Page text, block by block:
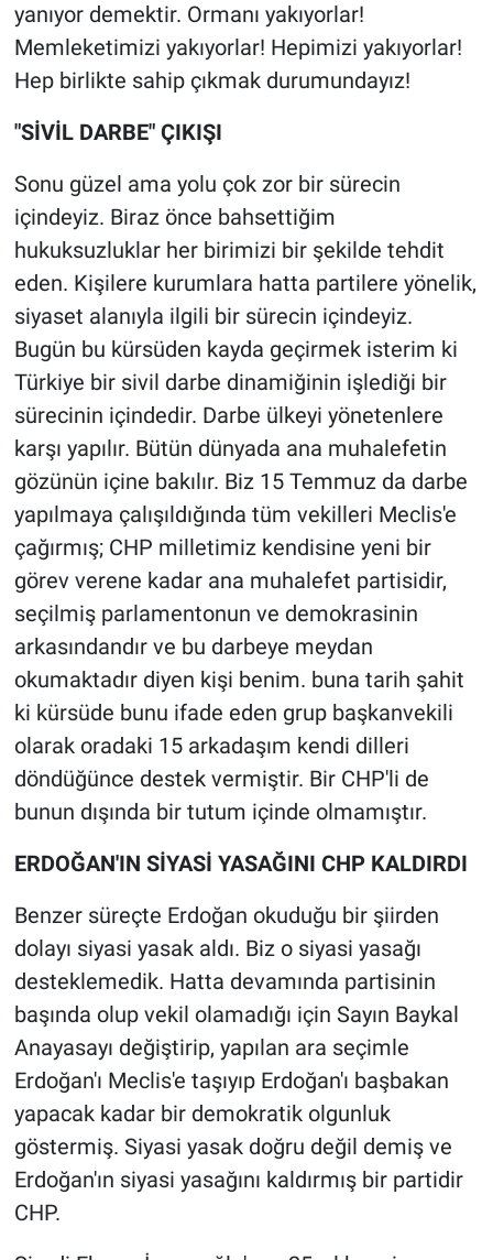
yanıyor demektir. Ormanı yakıyorlar!
Memleketimizi yakıyorlar! Hepimizi yakıyorlar!
Hep birlikte sahip çıkmak durumundayız!
"SİVİL DARBE" ÇIKIŞI
Sonu güzel ama yolu çok zor bir sürecin
içindeyiz. Biraz önce bahsettiğim
hukuksuzluklar her birimizi bir şekilde tehdit
eden. Kişilere kurumlara hatta partilere yönelik,
siyaset alanıyla ilgili bir sürecin içindeyiz.
Bugün bu kürsüden kayda geçirmek isterim ki
Türkiye bir sivil darbe dinamiğinin işlediği bir
sürecinin içindedir. Darbe ülkeyi yönetenlere
karşı yapılır. Bütün dünyada ana muhalefetin
gözünün içine bakılır. Biz 15 Temmuz da darbe
yapılmaya çalışıldığında tüm vekilleri Meclis'e
çağırmış; CHP milletimiz kendisine yeni bir
görev verene kadar ana muhalefet partisidir,
seçilmiş parlamentonun ve demokrasinin
arkasındandır ve bu darbeye meydan
okumaktadır diyen kişi benim. buna tarih şahit
ki kürsüde bunu ifade eden grup başkanvekili
olarak oradaki 15 arkadaşım kendi dilleri
döndüğünce destek vermiştir. Bir CHP'li de
bunun dışında bir tutum içinde olmamıştır.
ERDOĞAN'IN SİYASİ YASAĞINI CHP KALDIRDI
Benzer süreçte Erdoğan okuduğu bir şiirden
dolayı siyasi yasak aldı. Biz o siyasi yasağı
desteklemedik. Hatta devamında partisinin
başında olup vekil olamadığı için Sayın Baykal
Anayasayı değiştirip, yapılan ara seçimle
Erdoğan'ı Meclis'e taşıyıp Erdoğan'ı başbakan
yapacak kadar bir demokratik olgunluk
göstermiş. Siyasi yasak doğru değil demiş ve
Erdoğan'ın siyasi yasağını kaldırmış bir partidir
CHP.